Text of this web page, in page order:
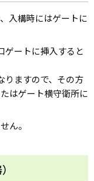
入構時にはゲートに
ゲートに挿入すると
りますので、その方
はゲート横守衛所に
ん。